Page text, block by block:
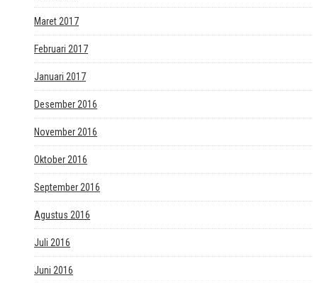
Maret 2017
Februari 2017
Januari 2017
Desember 2016
November 2016
Oktober 2016
September 2016
Agustus 2016
Juli 2016
Juni 2016